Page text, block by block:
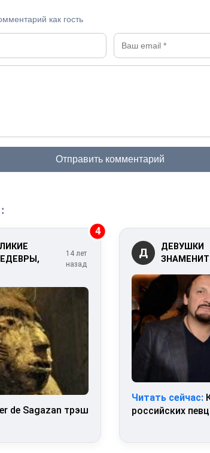
как гость
Отправить комментарий
4
14 лет
назад
de Sagazan трэш
Д
ДЕВУШКИ
Читать сейчас:
российских